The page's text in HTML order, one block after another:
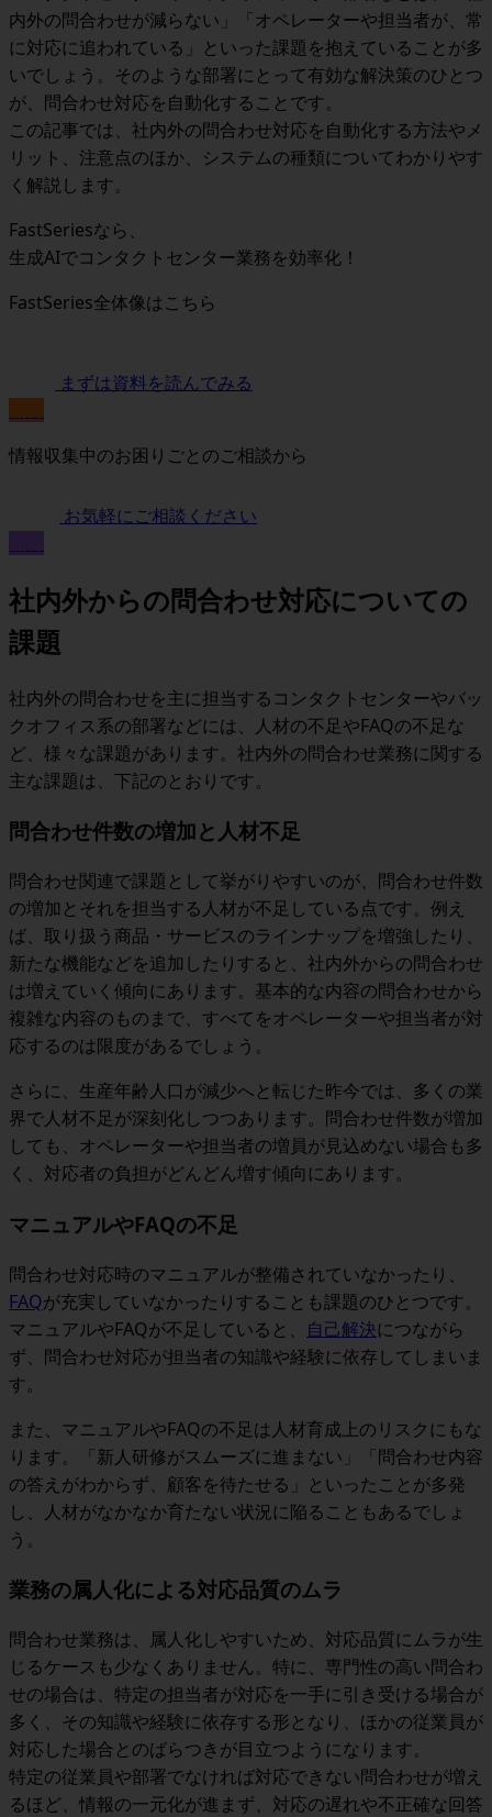
内外の問合わせが減らない」「オペレーターや担当者が、常
に対応に追われている」といった課題を抱えていることが多
いでしょう。そのような部署にとって有効な解決策のひとつ
が、問合わせ対応を自動化することです。
この記事では、社内外の問合わせ対応を自動化する方法やメ
リット、注意点のほか、システムの種類についてわかりやす
く解説します。
FastSeriesなら、
生成AIでコンタクトセンター業務を効率化！
FastSeries全体像はこちら
まずは資料を読んでみる
情報収集中のお困りごとのご相談から
お気軽にご相談ください
社内外からの問合わせ対応についての
課題
社内外の問合わせを主に担当するコンタクトセンターやバッ
クオフィス系の部署などには、人材の不足やFAQの不足な
ど、様々な課題があります。社内外の問合わせ業務に関する
主な課題は、下記のとおりです。
問合わせ件数の増加と人材不足
問合わせ関連で課題として挙がりやすいのが、問合わせ件数
の増加とそれを担当する人材が不足している点です。例え
ば、取り扱う商品・サービスのラインナップを増強したり、
新たな機能などを追加したりすると、社内外からの問合わせ
は増えていく傾向にあります。基本的な内容の問合わせから
複雑な内容のものまで、すべてをオペレーターや担当者が対
応するのは限度があるでしょう。
さらに、生産年齢人口が減少へと転じた昨今では、多くの業
界で人材不足が深刻化しつつあります。問合わせ件数が増加
しても、オペレーターや担当者の増員が見込めない場合も多
く、対応者の負担がどんどん増す傾向にあります。
マニュアルやFAQの不足
問合わせ対応時のマニュアルが整備されていなかったり、
FAQが充実していなかったりすることも課題のひとつです。
マニュアルやFAQが不足していると、 自己解決につながら
ず、問合わせ対応が担当者の知識や経験に依存してしまいま
す。
また、マニュアルやFAQの不足は人材育成上のリスクにもな
ります。「新人研修がスムーズに進まない」「問合わせ内容
の答えがわからず、顧客を待たせる」といったことが多発
し、人材がなかなか育たない状況に陥ることもあるでしょ
う。
業務の属人化による対応品質のムラ
問合わせ業務は、属人化しやすいため、対応品質にムラが生
じるケースも少なくありません。特に、専門性の高い問合わ
せの場合は、特定の担当者が対応を一手に引き受ける場合が
多く、その知識や経験に依存する形となり、ほかの従業員が
対応した場合とのばらつきが目立つようになります。
特定の従業員や部署でなければ対応できない問合わせが増え
るほど、情報の一元化が進まず、対応の遅れや不正確な回答